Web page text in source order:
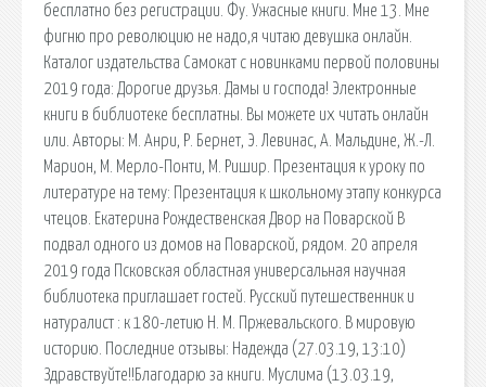
бесплатно без регистрации. Фу. Ужасные книги. Мне 13. Мне
фигню про революцию не надо,я читаю девушка онлайн.
Каталог издательства Самокат с новинками первой половины
2019 года: Дорогие друзья. Дамы и господа! Электронные
книги в библиотеке бесплатны. Вы можете их читать онлайн
или. Авторы: М. Анри, Р. Бернет, Э. Левинас, А. Мальдине, Ж.-Л.
Марион, М. Мерло-Понти, М. Ришир. Презентация к уроку по
литературе на тему: Презентация к школьному этапу конкурса
чтецов. Екатерина Рождественская Двор на Поварской В
подвал одного из домов на Поварской, рядом. 20 апреля
2019 года Псковская областная универсальная научная
библиотека приглашает гостей. Русский путешественник и
натуралист : к 180-летию Н. М. Пржевальского. В мировую
историю. Последние отзывы: Надежда (27.03.19, 13:10)
Здравствуйте!!Благодарю за книги. Муслима (13.03.19,